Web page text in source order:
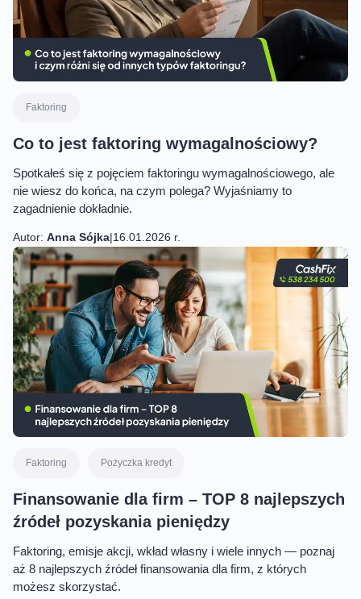
Faktoring
Co to jest faktoring wymagalnościowy?
Spotkałeś się z pojęciem faktoringu wymagalnościowego, ale
nie wiesz do końca, na czym polega? Wyjaśniamy to
zagadnienie dokładnie.
Autor: Anna Sójka|16.01.2026 r.
Faktoring Pożyczka kredyt
Finansowanie dla firm – TOP 8 najlepszych
źródeł pozyskania pieniędzy
Faktoring, emisje akcji, wkład własny i wiele innych — poznaj
aż 8 najlepszych źródeł finansowania dla firm, z których
możesz skorzystać.